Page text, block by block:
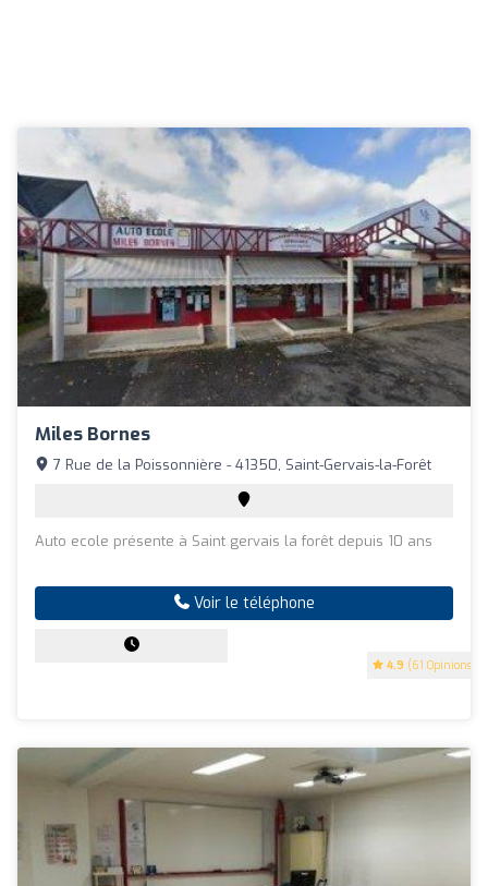
Miles Bornes
4.9 (61 Opinions)
7 Rue de la Poissonnière - 41350, Saint-Gervais-la-Forêt
Auto ecole présente à Saint gervais la forêt depuis 10 ans
Voir le téléphone